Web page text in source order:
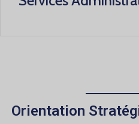
Orientation